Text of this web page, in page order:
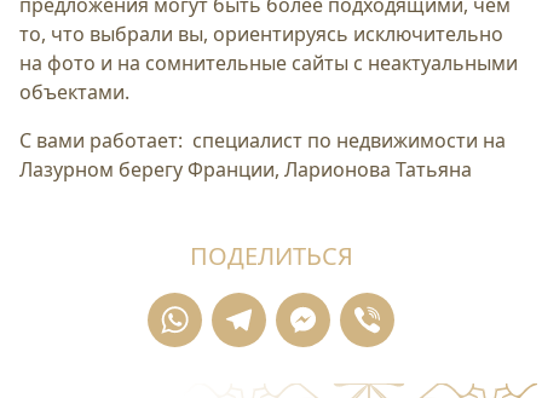
то, что выбрали вы, ориентируясь исключительно
на фото и на сомнительные сайты с неактуальными
объектами.
С вами работает: специалист по недвижимости на
Лазурном берегу Франции, Ларионова Татьяна
ПОДЕЛИТЬСЯ
WhatsApp
Telegram
Messenger